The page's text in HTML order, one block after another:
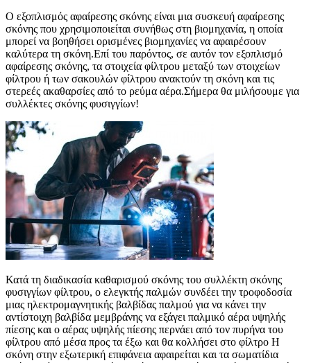
Ο εξοπλισμός αφαίρεσης σκόνης είναι μια συσκευή αφαίρεσης
σκόνης που χρησιμοποιείται συνήθως στη βιομηχανία, η οποία
μπορεί να βοηθήσει ορισμένες βιομηχανίες να αφαιρέσουν
καλύτερα τη σκόνη.Επί του παρόντος, σε αυτόν τον εξοπλισμό
αφαίρεσης σκόνης, τα στοιχεία φίλτρου μεταξύ των στοιχείων
φίλτρου ή των σακουλών φίλτρου ανακτούν τη σκόνη και τις
στερεές ακαθαρσίες από το ρεύμα αέρα.Σήμερα θα μιλήσουμε για
συλλέκτες σκόνης φυσιγγίων!
Κατά τη διαδικασία καθαρισμού σκόνης του συλλέκτη σκόνης
φυσιγγίων φίλτρου, ο ελεγκτής παλμών συνδέει την τροφοδοσία
μιας ηλεκτρομαγνητικής βαλβίδας παλμού για να κάνει την
αντίστοιχη βαλβίδα μεμβράνης να εξάγει παλμικό αέρα υψηλής
πίεσης και ο αέρας υψηλής πίεσης περνάει από τον πυρήνα του
φίλτρου από μέσα προς τα έξω και θα κολλήσει στο φίλτρο Η
σκόνη στην εξωτερική επιφάνεια αφαιρείται και τα σωματίδια